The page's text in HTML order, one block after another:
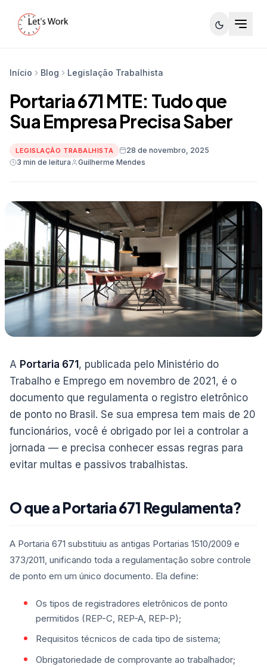
Início Blog Legislação Trabalhista
Portaria 671 MTE: Tudo que
Sua Empresa Precisa Saber
LEGISLAÇÃO TRABALHISTA
28 de novembro, 2025
3 min de leitura
Guilherme Mendes
A Portaria 671, publicada pelo Ministério do
Trabalho e Emprego em novembro de 2021, é o
documento que regulamenta o registro eletrônico
de ponto no Brasil. Se sua empresa tem mais de 20
funcionários, você é obrigado por lei a controlar a
jornada — e precisa conhecer essas regras para
evitar multas e passivos trabalhistas.
O que a Portaria 671 Regulamenta?
A Portaria 671 substituiu as antigas Portarias 1510/2009 e
373/2011, unificando toda a regulamentação sobre controle
de ponto em um único documento. Ela define:
Os tipos de registradores eletrônicos de ponto
permitidos (REP-C, REP-A, REP-P);
Requisitos técnicos de cada tipo de sistema;
Obrigatoriedade de comprovante ao trabalhador;